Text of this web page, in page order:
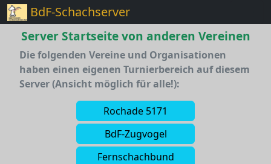
BdF-Schachserver
Server Startseite von anderen Vereinen
Die folgenden Vereine und Organisationen
haben einen eigenen Turnierbereich auf diesem
Server (Ansicht möglich für alle!):
Rochade 5171
BdF-Zugvogel
Fernschachbund